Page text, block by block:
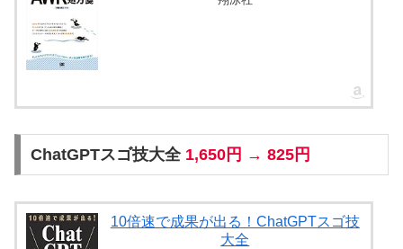
ChatGPTスゴ技大全 1,650円 → 825円
10倍速で成果が出る！ChatGPTスゴ技
大全